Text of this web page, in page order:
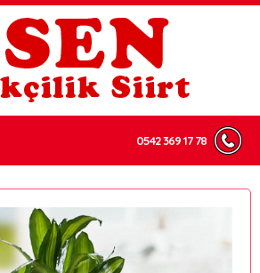
0542 369 17 78